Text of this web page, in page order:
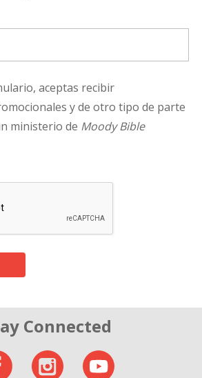
aceptas recibir
y de otro tipo de parte
ministerio de Moody Bible
Connected